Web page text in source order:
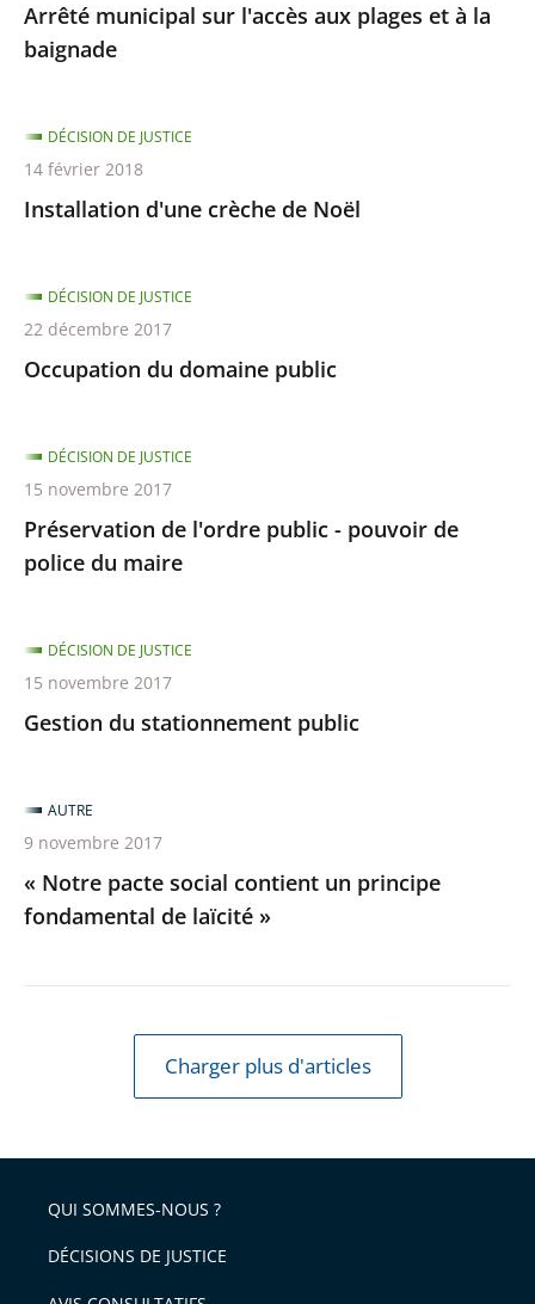
Arrêté municipal sur l'accès aux plages et à la
baignade
Installation d'une crèche de Noël
DÉCISION DE JUSTICE
14 février 2018
Occupation du domaine public
DÉCISION DE JUSTICE
22 décembre 2017
Préservation de l'ordre public - pouvoir de
police du maire
DÉCISION DE JUSTICE
15 novembre 2017
Gestion du stationnement public
DÉCISION DE JUSTICE
15 novembre 2017
« Notre pacte social contient un principe
fondamental de laïcité »
AUTRE
9 novembre 2017
Charger plus d'articles
QUI SOMMES-NOUS ?
DÉCISIONS DE JUSTICE